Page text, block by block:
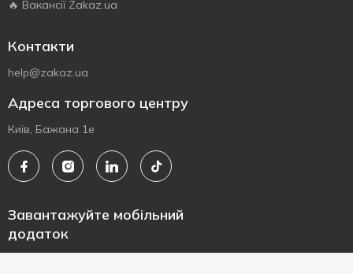
🔥 Вакансії Zakaz.ua
Контакти
help@zakaz.ua
Адреса торгового центру
Київ, Бажана 1е
Завантажуйте мобільний
додаток